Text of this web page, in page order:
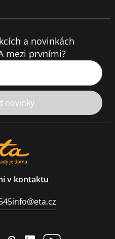
a novinkách
mezi prvními?
novinky
v kontaktu
info@eta.cz